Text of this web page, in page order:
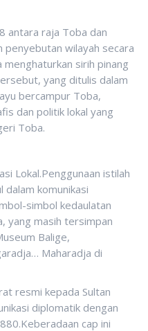
antara raja Toba dan
penyebutan wilayah secara
sirih pinang
yang ditulis dalam
bercampur Toba,
dan politik lokal yang
Toba.
Lokal.Penggunaan istilah
dalam komunikasi
simbol kedaulatan
yang masih tersimpan
Balige,
Maharadja di
resmi kepada Sultan
diplomatik dengan
cap ini